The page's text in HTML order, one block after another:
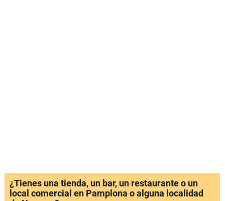
¿Tienes una tienda, un bar, un restaurante o un
local comercial en Pamplona o alguna localidad